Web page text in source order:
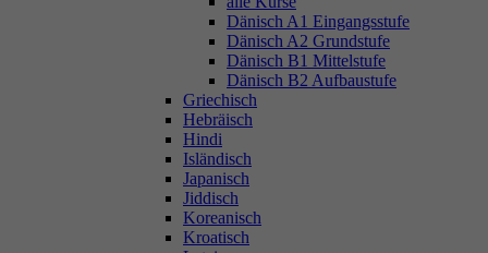
Dänisch A1 Eingangsstufe
Dänisch A2 Grundstufe
Dänisch B1 Mittelstufe
Dänisch B2 Aufbaustufe
Griechisch
Hebräisch
Hindi
Isländisch
Japanisch
Jiddisch
Koreanisch
Kroatisch